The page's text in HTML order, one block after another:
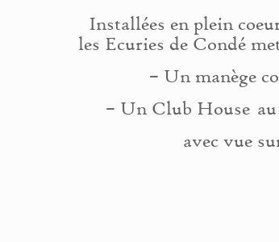
Installées en plein
les Ecuries de Condé
– Un manège
– Un Club House au
avec vue